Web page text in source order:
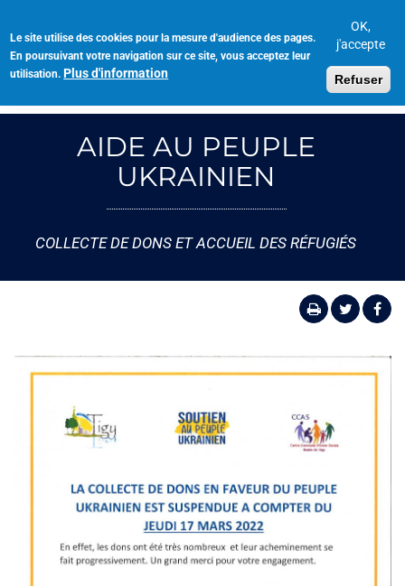
Le site utilise des cookies pour la mesure d'audience des pages.
En poursuivant votre navigation sur ce site, vous acceptez leur
utilisation. Plus d'information
OK,
j'accepte
Refuser
contenu
principal
AIDE AU PEUPLE
UKRAINIEN
COLLECTE DE DONS ET ACCUEIL DES RÉFUGIÉS